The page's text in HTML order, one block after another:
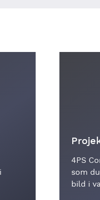
4PS
som
bild i